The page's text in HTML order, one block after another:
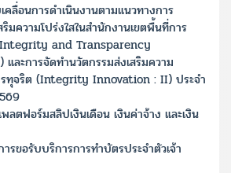
คลื่อนการดำเนินงานตามแนวทางการ
ริมความโปร่งใสในสำนักงานเขตพื้นที่การ
and Transparency
ละการจัดทำนวัตกรรมส่งเสริมความ
รทุจริต (Integrity Innovation : II) ประจำ
ลตฟอร์มสลิปเงินเดือน เงินค่าจ้าง และเงิน
รขอรับบริการการทำบัตรประจำตัวเจ้า